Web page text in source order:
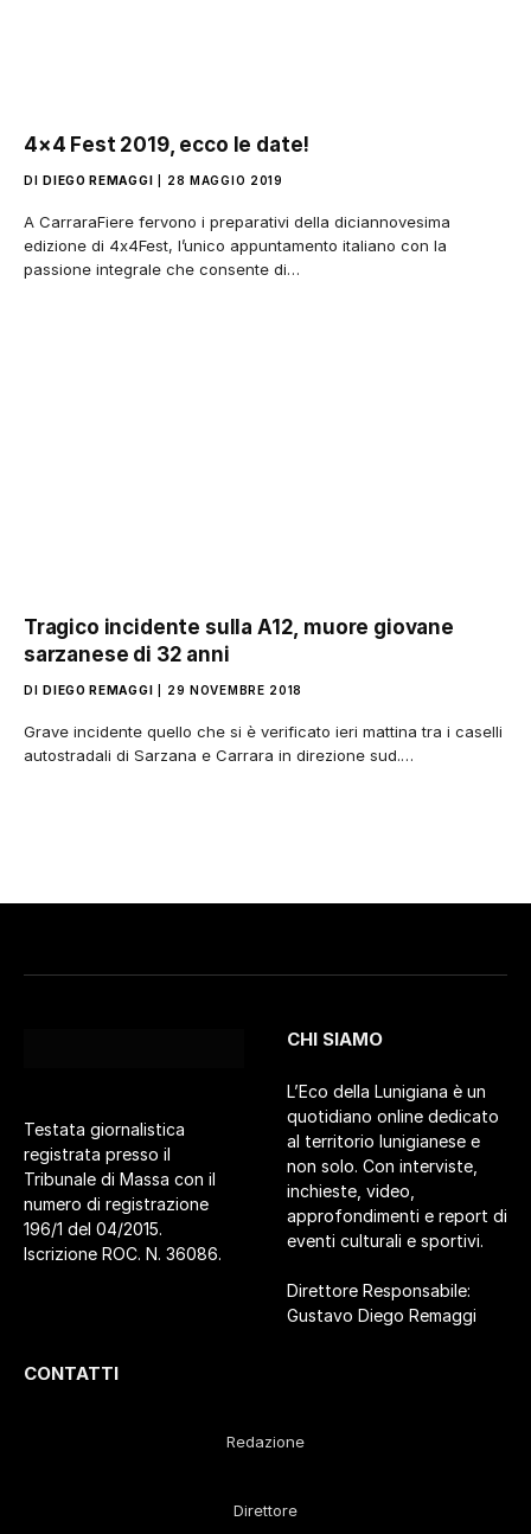
4×4 Fest 2019, ecco le date!
DI DIEGO REMAGGI 28 MAGGIO 2019
A CarraraFiere fervono i preparativi della diciannovesima
edizione di 4x4Fest, l’unico appuntamento italiano con la
passione integrale che consente di…
Tragico incidente sulla A12, muore giovane
sarzanese di 32 anni
DI DIEGO REMAGGI 29 NOVEMBRE 2018
Grave incidente quello che si è verificato ieri mattina tra i caselli
autostradali di Sarzana e Carrara in direzione sud.…
Testata giornalistica
registrata presso il
Tribunale di Massa con il
numero di registrazione
196/1 del 04/2015.
Iscrizione ROC. N. 36086.
CHI SIAMO
L’Eco della Lunigiana è un
quotidiano online dedicato
al territorio lunigianese e
non solo. Con interviste,
inchieste, video,
approfondimenti e report di
eventi culturali e sportivi.
Direttore Responsabile:
Gustavo Diego Remaggi
CONTATTI
Redazione
Direttore